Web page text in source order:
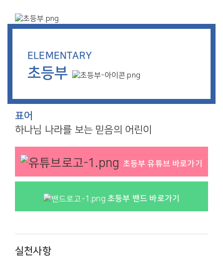
ELEMENTARY
초등부
표어
하나님 나라를 보는 믿음의 어린이
초등부 유튜브 바로가기
초등부 밴드 바로가기
실천사항